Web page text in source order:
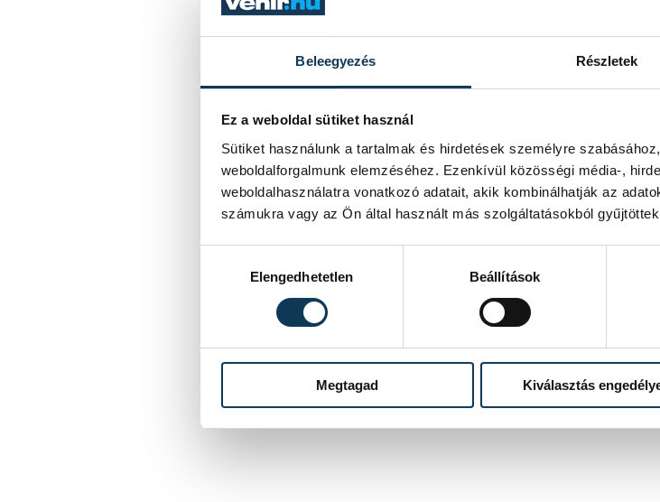
Beleegyezés Részletek
Ez a weboldal sütiket használ
Sütiket használunk a tartalmak és hirdetések személyre
weboldalforgalmunk elemzéséhez. Ezenkívül közösségi média-,
weboldalhasználatra vonatkozó adatait, akik kombinálhatják az
számukra vagy az Ön által használt más szolgáltatásokból
Elengedhetetlen
Beállítások
Megtagad Kiválasztás